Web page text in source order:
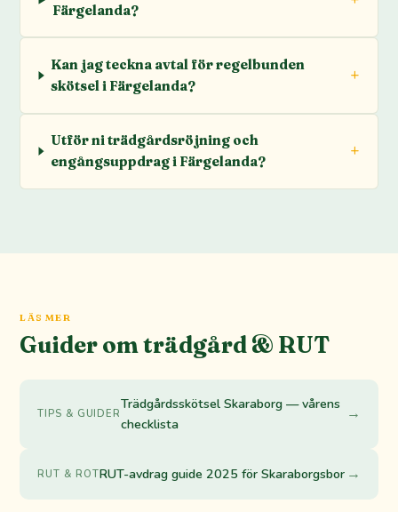
Färgelanda?
Kan jag teckna avtal för regelbunden
skötsel i Färgelanda?
Utför ni trädgårdsröjning och
engångsuppdrag i Färgelanda?
LÄS MER
Guider om trädgård & RUT
TIPS & GUIDER
Trädgårdsskötsel Skaraborg — vårens
checklista
→
RUT & ROTRUT-avdrag guide 2025 för Skaraborgsbor →